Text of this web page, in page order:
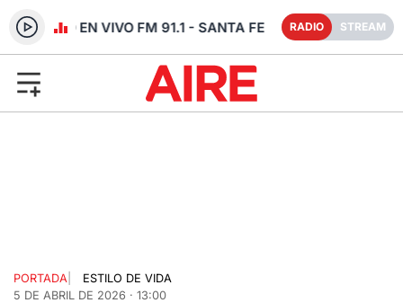
RADIO EN VIVO FM 91.1 - SANTA FE RADIO STREAM
PORTADA
ESTILO DE VIDA
5 DE ABRIL DE 2026 · 13:00